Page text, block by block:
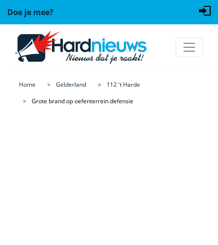
Doe je mee?
Home Gelderland
112 't Harde
Grote brand op oefenterrein defensie